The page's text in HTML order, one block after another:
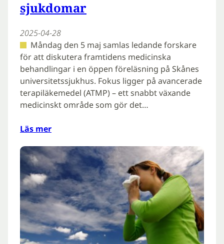
sjukdomar
2025-04-28
Måndag den 5 maj samlas ledande forskare
för att diskutera framtidens medicinska
behandlingar i en öppen föreläsning på Skånes
universitetssjukhus. Fokus ligger på avancerade
terapiläkemedel (ATMP) – ett snabbt växande
medicinskt område som gör det…
Läs mer